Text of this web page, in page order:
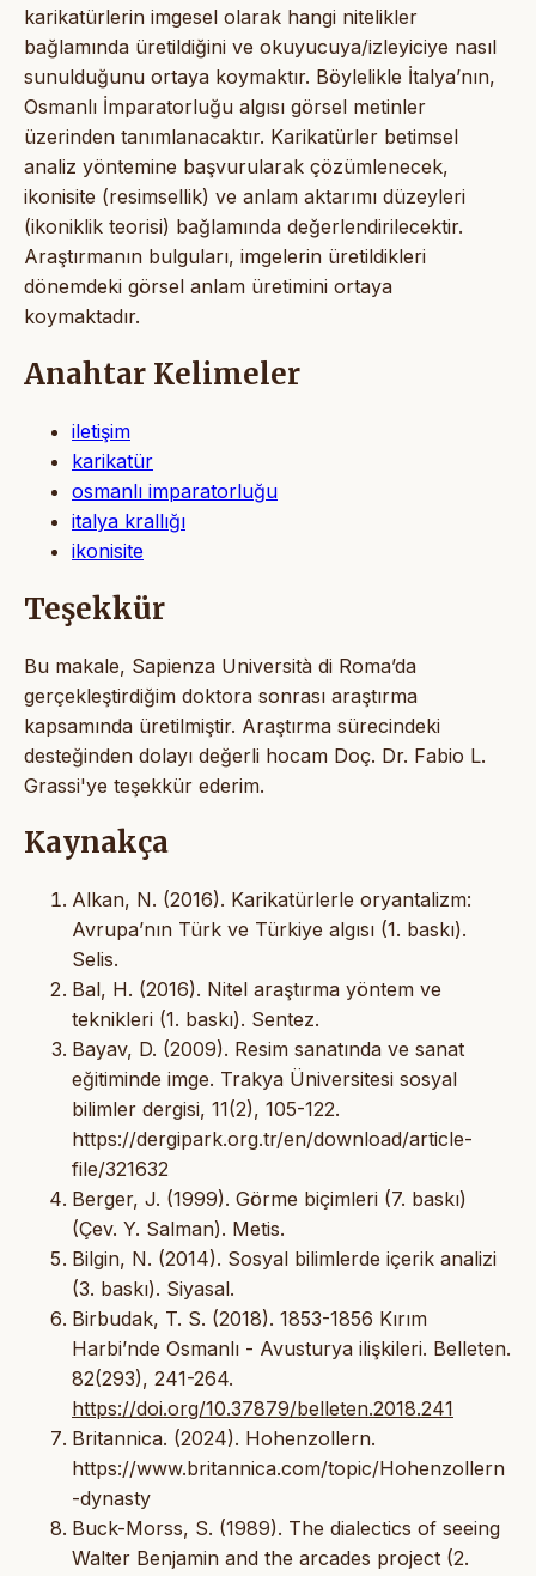
karikatürlerin imgesel olarak hangi nitelikler
bağlamında üretildiğini ve okuyucuya/izleyiciye nasıl
sunulduğunu ortaya koymaktır. Böylelikle İtalya’nın,
Osmanlı İmparatorluğu algısı görsel metinler
üzerinden tanımlanacaktır. Karikatürler betimsel
analiz yöntemine başvurularak çözümlenecek,
ikonisite (resimsellik) ve anlam aktarımı düzeyleri
(ikoniklik teorisi) bağlamında değerlendirilecektir.
Araştırmanın bulguları, imgelerin üretildikleri
dönemdeki görsel anlam üretimini ortaya
koymaktadır.
Anahtar Kelimeler
iletişim
karikatür
osmanlı imparatorluğu
italya krallığı
ikonisite
Teşekkür
Bu makale, Sapienza Università di Roma’da
gerçekleştirdiğim doktora sonrası araştırma
kapsamında üretilmiştir. Araştırma sürecindeki
desteğinden dolayı değerli hocam Doç. Dr. Fabio L.
Grassi'ye teşekkür ederim.
Kaynakça
Alkan, N. (2016). Karikatürlerle oryantalizm:
Avrupa’nın Türk ve Türkiye algısı (1. baskı).
Selis.
Bal, H. (2016). Nitel araştırma yöntem ve
teknikleri (1. baskı). Sentez.
Bayav, D. (2009). Resim sanatında ve sanat
eğitiminde imge. Trakya Üniversitesi sosyal
bilimler dergisi, 11(2), 105-122.
https://dergipark.org.tr/en/download/article-
file/321632
Berger, J. (1999). Görme biçimleri (7. baskı)
(Çev. Y. Salman). Metis.
Bilgin, N. (2014). Sosyal bilimlerde içerik analizi
(3. baskı). Siyasal.
Birbudak, T. S. (2018). 1853-1856 Kırım
Harbi’nde Osmanlı - Avusturya ilişkileri. Belleten.
82(293), 241-264.
https://doi.org/10.37879/belleten.2018.241
Britannica. (2024). Hohenzollern.
https://www.britannica.com/topic/Hohenzollern
-dynasty
Buck-Morss, S. (1989). The dialectics of seeing
Walter Benjamin and the arcades project (2.